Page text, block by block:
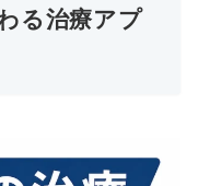
る治療アプ